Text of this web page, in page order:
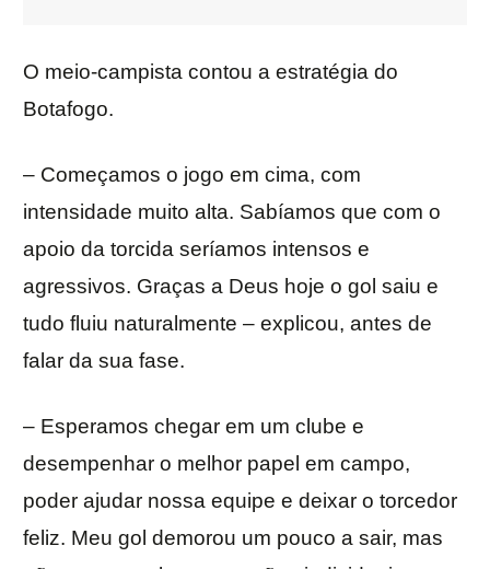
O meio-campista contou a estratégia do
Botafogo.
– Começamos o jogo em cima, com
intensidade muito alta. Sabíamos que com o
apoio da torcida seríamos intensos e
agressivos. Graças a Deus hoje o gol saiu e
tudo fluiu naturalmente – explicou, antes de
falar da sua fase.
– Esperamos chegar em um clube e
desempenhar o melhor papel em campo,
poder ajudar nossa equipe e deixar o torcedor
feliz. Meu gol demorou um pouco a sair, mas